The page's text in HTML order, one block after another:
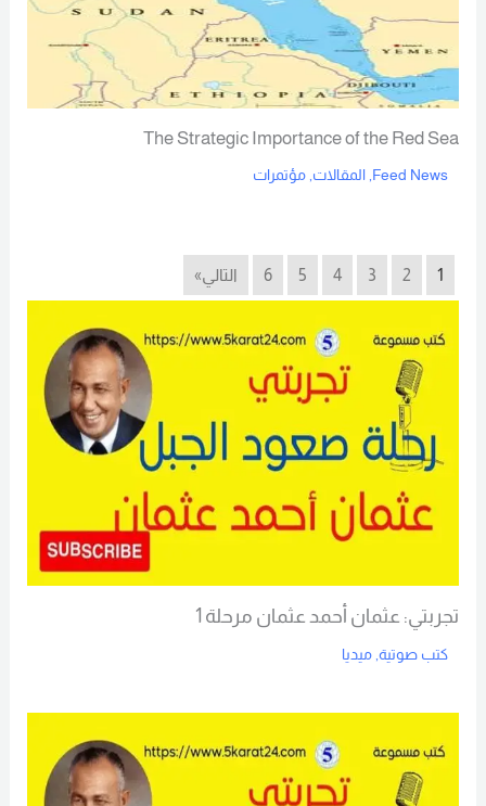
The Strategic Importance of the Red Sea
Feed News
, المقالات, مؤتمرات
1
2
3
4
5
6 التالي»
تجربتي: عثمان أحمد عثمان مرحلة 1
كتب صوتية, ميديا